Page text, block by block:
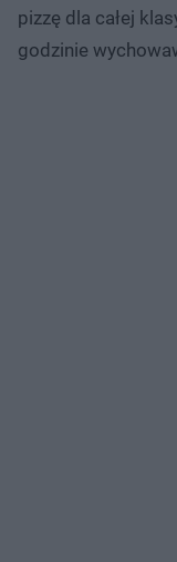
pizzę dla całej
godzinie